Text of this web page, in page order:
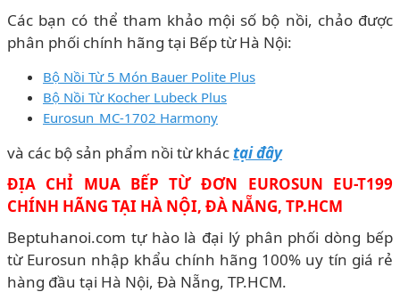
Các bạn có thể tham khảo mội số bộ nồi, chảo được
phân phối chính hãng tại Bếp từ Hà Nội:
Bộ Nồi Từ 5 Món Bauer Polite Plus
Bộ Nồi Từ Kocher Lubeck Plus
Eurosun MC-1702 Harmony
và các bộ sản phẩm nồi từ khác tại đây
ĐỊA CHỈ MUA BẾP TỪ ĐƠN EUROSUN EU-T199
CHÍNH HÃNG TẠI HÀ NỘI, ĐÀ NẴNG, TP.HCM
Beptuhanoi.com tự hào là đại lý phân phối dòng bếp
từ Eurosun nhập khẩu chính hãng 100% uy tín giá rẻ
hàng đầu tại Hà Nội, Đà Nẵng, TP.HCM.